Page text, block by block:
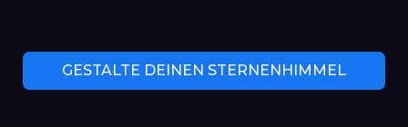
GESTALTE DEINEN STERNENHIMMEL